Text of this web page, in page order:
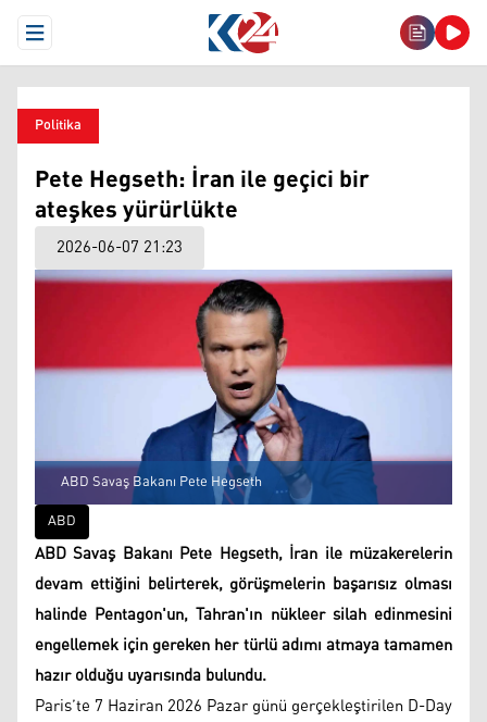
Open Menu
Politika
Pete Hegseth: İran ile geçici bir
ateşkes yürürlükte
2026-06-07 21:23
ABD Savaş Bakanı Pete Hegseth
ABD
ABD Savaş Bakanı Pete Hegseth, İran ile müzakerelerin
devam ettiğini belirterek, görüşmelerin başarısız olması
halinde Pentagon'un, Tahran'ın nükleer silah edinmesini
engellemek için gereken her türlü adımı atmaya tamamen
hazır olduğu uyarısında bulundu.
Paris’te 7 Haziran 2026 Pazar günü gerçekleştirilen D-Day